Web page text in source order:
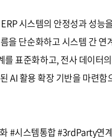
시스템의 안정성과 성
을 단순화하고 시스템 간
를 표준화하고, 전사 데이터
AI 활용 확장 기반을 마련
#시스템통합 #3rdParty연